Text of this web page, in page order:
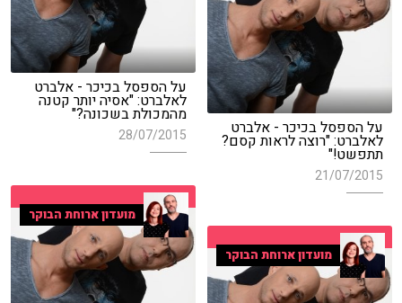
על הספסל בכיכר - אלברט
לאלברט: "אסיה יותר קטנה
מהמכולת בשכונה?"
28/07/2015 על הספסל בכיכר - אלברט
לאלברט: "רוצה לראות קסם?
תתפשט!"
21/07/2015
מועדון ארוחת הבוקר
מועדון ארוחת הבוקר